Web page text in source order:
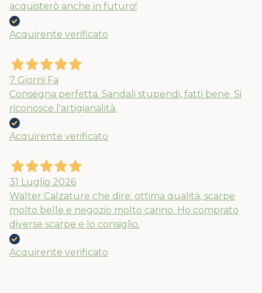
acquisterò anche in futuro!
Acquirente verificato
7 Giorni Fa
Consegna perfetta. Sandali stupendi, fatti bene. Si
riconosce l'artigianalità.
Acquirente verificato
31 Luglio 2026
Walter Calzature che dire: ottima qualità, scarpe
molto belle e negozio molto carino. Ho comprato
diverse scarpe e lo consiglio.
Acquirente verificato